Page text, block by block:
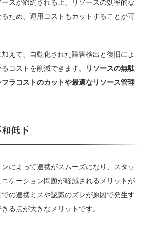
スが節約される上、リソースの効率的な
ため、運用コストもカットすることが可
えて、自動化された障害検出と復旧によ
コストを削減できます。
リソースの無駄
ラコストのカットや最適なリソース管理
低下
によって連携がスムーズになり、スタッ
ケーション問題が軽減されるメリットが
の連携ミスや認識のズレが原因で発生す
る点が大きなメリットです。